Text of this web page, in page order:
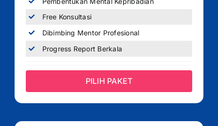
Free Konsultasi
Dibimbing Mentor Profesional
Progress Report Berkala
PILIH PAKET